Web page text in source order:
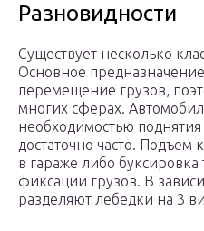
Разновидности
Существует несколько
Основное
перемещение грузов,
многих сферах.
необходимостью
достаточно часто. Подъем
в гараже либо
фиксации грузов. В
разделяют лебедки на 3